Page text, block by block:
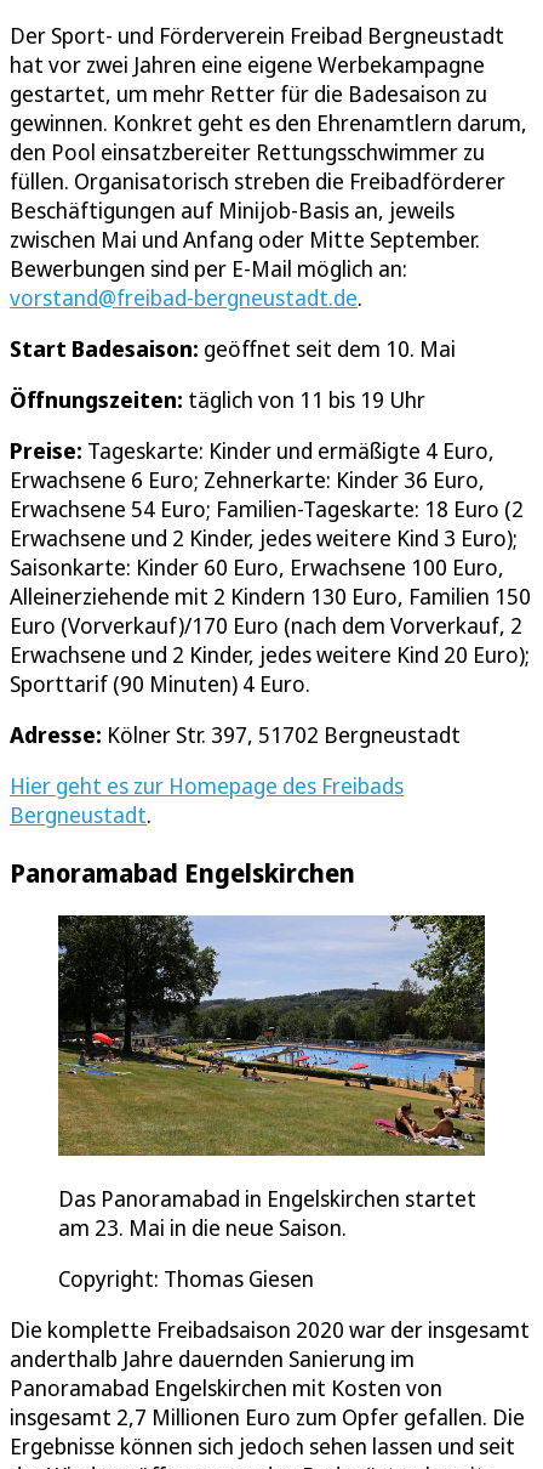
Der Sport- und Förderverein Freibad Bergneustadt
hat vor zwei Jahren eine eigene Werbekampagne
gestartet, um mehr Retter für die Badesaison zu
gewinnen. Konkret geht es den Ehrenamtlern darum,
den Pool einsatzbereiter Rettungsschwimmer zu
füllen. Organisatorisch streben die Freibadförderer
Beschäftigungen auf Minijob-Basis an, jeweils
zwischen Mai und Anfang oder Mitte September.
Bewerbungen sind per E-Mail möglich an:
vorstand@freibad-bergneustadt.de.
Start Badesaison: geöffnet seit dem 10. Mai
Öffnungszeiten: täglich von 11 bis 19 Uhr
Preise: Tageskarte: Kinder und ermäßigte 4 Euro,
Erwachsene 6 Euro; Zehnerkarte: Kinder 36 Euro,
Erwachsene 54 Euro; Familien-Tageskarte: 18 Euro (2
Erwachsene und 2 Kinder, jedes weitere Kind 3 Euro);
Saisonkarte: Kinder 60 Euro, Erwachsene 100 Euro,
Alleinerziehende mit 2 Kindern 130 Euro, Familien 150
Euro (Vorverkauf)/170 Euro (nach dem Vorverkauf, 2
Erwachsene und 2 Kinder, jedes weitere Kind 20 Euro);
Sporttarif (90 Minuten) 4 Euro.
Adresse: Kölner Str. 397, 51702 Bergneustadt
Hier geht es zur Homepage des Freibads
Bergneustadt.
Panoramabad Engelskirchen
Das Panoramabad in Engelskirchen startet
am 23. Mai in die neue Saison.
Copyright: Thomas Giesen
Die komplette Freibadsaison 2020 war der insgesamt
anderthalb Jahre dauernden Sanierung im
Panoramabad Engelskirchen mit Kosten von
insgesamt 2,7 Millionen Euro zum Opfer gefallen. Die
Ergebnisse können sich jedoch sehen lassen und seit